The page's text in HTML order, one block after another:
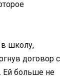
в школу,
договор с
Ей больше не